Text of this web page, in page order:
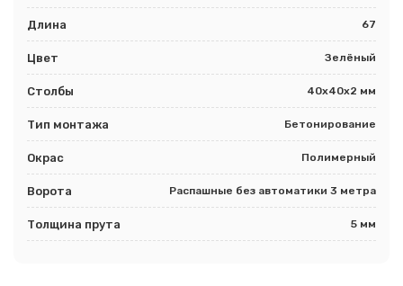
Длина 67
Цвет Зелёный
Столбы 40х40х2 мм
Тип монтажа Бетонирование
Окрас Полимерный
Ворота Распашные без автоматики 3 метра
Толщина прута 5 мм